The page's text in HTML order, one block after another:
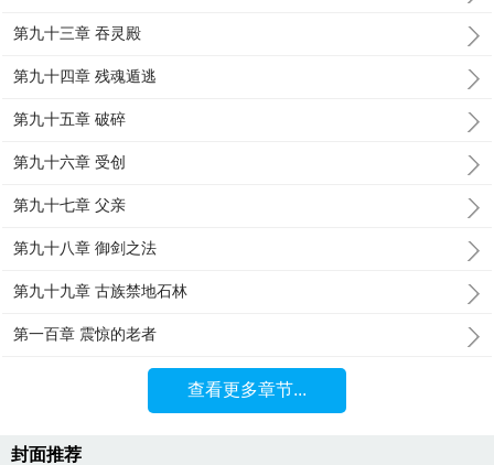
第九十三章 吞灵殿
第九十四章 残魂遁逃
第九十五章 破碎
第九十六章 受创
第九十七章 父亲
第九十八章 御剑之法
第九十九章 古族禁地石林
第一百章 震惊的老者
查看更多章节...
封面推荐